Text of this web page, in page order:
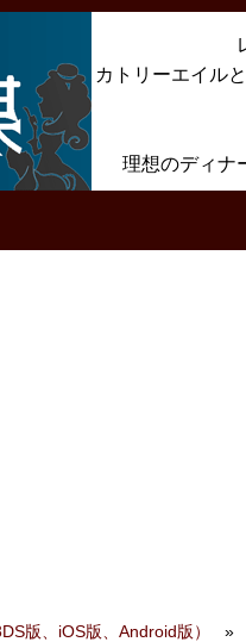
カトリーエイル
理想のディナ
版、iOS版、Android版）